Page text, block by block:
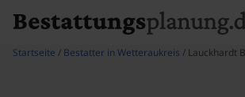
Startseite / Bestatter in Wetteraukreis / Lauckhardt